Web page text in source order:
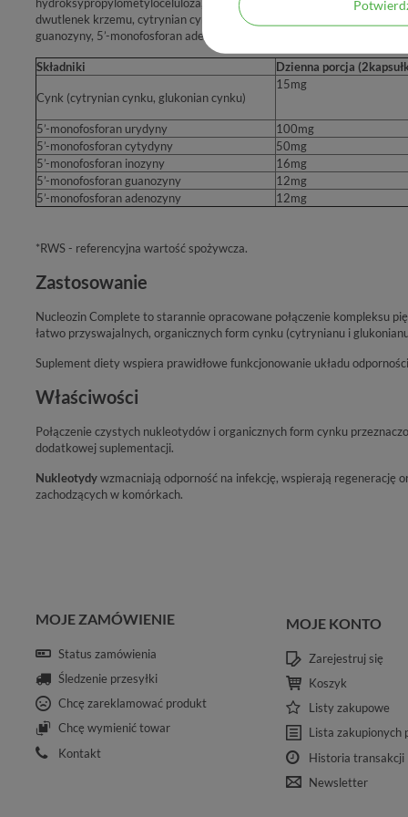
dwutlenek krzemu, cytrynian cynku, sól disodowa 5’-monofosforanu
guanozyny, 5’-monofosforan adenozyny.
Składniki Dzienna porcja
Cynk (cytrynian cynku, glukonian cynku)
15mg
5’-monofosforan urydyny 100mg
5’-monofosforan cytydyny
50mg
5’-monofosforan inozyny
16mg
5’-monofosforan guanozyny
12mg
5’-monofosforan adenozyny
12mg
*RWS - referencyjna wartość spożywcza.
Zastosowanie
Nucleozin Complete to starannie opracowane połączenie kompleksu
łatwo przyswajalnych, organicznych form cynku (cytrynianu i
Suplement diety wspiera prawidłowe funkcjonowanie układu
Właściwości
Połączenie czystych nukleotydów i organicznych form cynku
dodatkowej suplementacji.
Nukleotydywzmacniają odporność na infekcję, wspierają regenerację
zachodzących w komórkach.
MOJE ZAMÓWIENIE
Status zamówienia
Śledzenie przesyłki
Chcę zareklamować produkt
Chcę wymienić towar
Kontakt
MOJE KONTO
Zarejestruj się
Koszyk
Listy zakupowe
Lista zakupionych
Historia transakcji
Newsletter